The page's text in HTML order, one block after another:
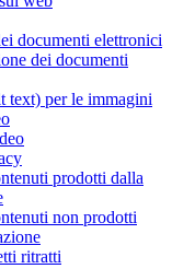
documenti elettronici
dei documenti
text) per le immagini
prodotti dalla
non prodotti
ritratti